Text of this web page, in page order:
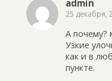
admin
25 декабря,
А почему?
Узкие
как и в
пункте.